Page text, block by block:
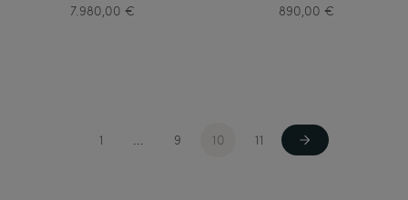
7.980,00 €
890,00 €
1 ... 9 10 11